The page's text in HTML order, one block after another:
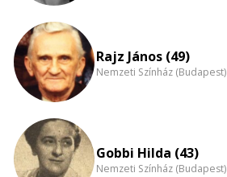
Rajz János (49)
Nemzeti Színház (Budapest)
Gobbi Hilda (43)
Nemzeti Színház (Budapest)